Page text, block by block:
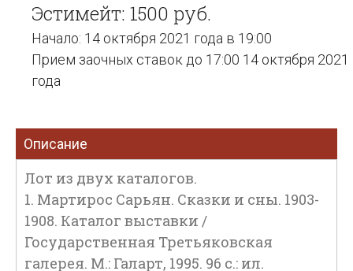
Эстимейт: 1500 руб.
Начало: 14 октября 2021 года в 19:00
Прием заочных ставок до 17:00 14 октября 2021
года
Описание
Лот из двух каталогов.
1. Мартирос Сарьян. Сказки и сны. 1903-
1908. Каталог выставки /
Государственная Третьяковская
галерея. М.: Галарт, 1995. 96 с.: ил.